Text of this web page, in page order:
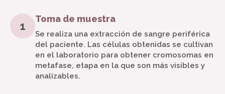
1
Toma de muestra
Se realiza una extracción de sangre periférica
del paciente. Las células obtenidas se cultivan
en el laboratorio para obtener cromosomas en
metafase, etapa en la que son más visibles y
analizables.